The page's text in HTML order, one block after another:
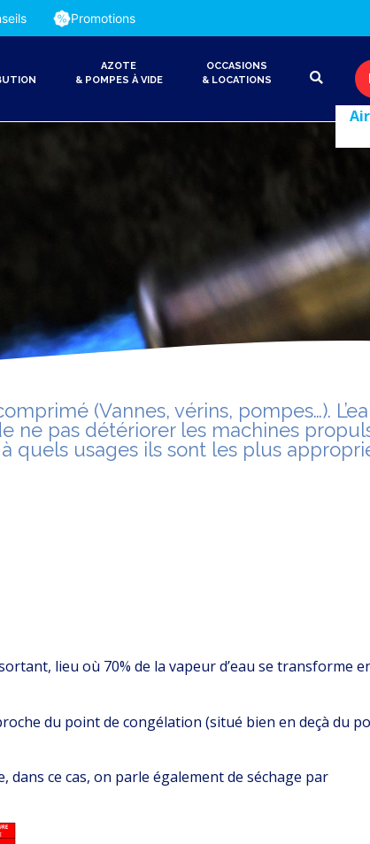
Promotions
AZOTE
& POMPES À VIDE
OCCASIONS
& LOCATIONS
(Vannes, vérins, pompes…).
ne pas détériorer les machines
quels usages ils sont les plus
lieu où 70% de la vapeur d’eau se transforme
du point de congélation (situé bien en deçà du
ce cas, on parle également de séchage par